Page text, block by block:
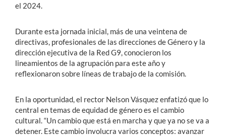
el 2024.
Durante esta jornada inicial, más de una veintena de
directivas, profesionales de las direcciones de Género y la
dirección ejecutiva de la Red G9, conocieron los
lineamientos de la agrupación para este año y
reflexionaron sobre líneas de trabajo de la comisión.
En la oportunidad, el rector Nelson Vásquez enfatizó que lo
central en temas de equidad de género es el cambio
cultural. “Un cambio que está en marcha y que ya no se va a
detener. Este cambio involucra varios conceptos: avanzar